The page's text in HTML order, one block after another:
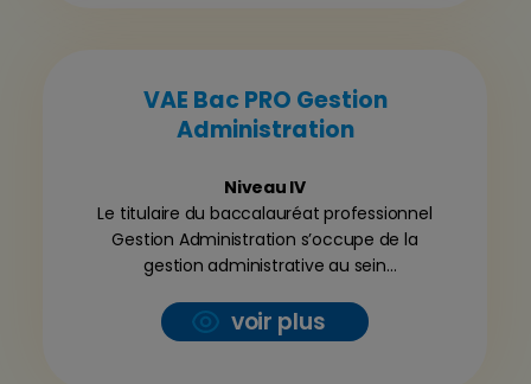
VAE Bac PRO Gestion
Administration
Niveau IV
Le titulaire du baccalauréat professionnel
Gestion Administration s’occupe de la
gestion administrative au sein
d’administrations ou d’associations.
voir plus